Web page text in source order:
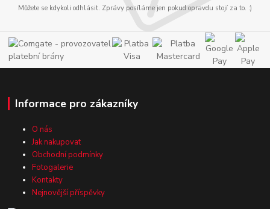
Můžete se kdykoli odhlásit. Zprávy posíláme jen pokud opravdu stojí za to. :)
Informace pro zákazníky
O nás
Jak nakupovat
Obchodní podmínky
Fotogalerie
Kontakty
Nejnovější příspěvky